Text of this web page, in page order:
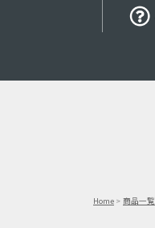
Home 商品一覧